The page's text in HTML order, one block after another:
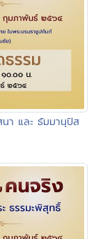
า และ ธัมมานุปัส